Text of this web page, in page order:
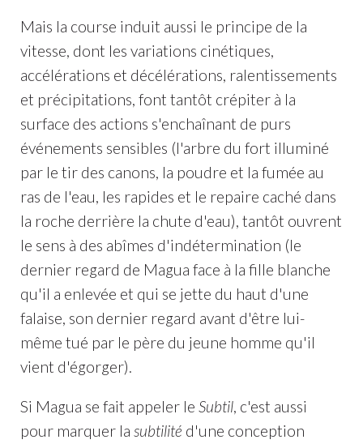
Mais la course induit aussi le principe de la
vitesse, dont les variations cinétiques,
accélérations et décélérations, ralentissements
et précipitations, font tantôt crépiter à la
surface des actions s'enchaînant de purs
événements sensibles (l'arbre du fort illuminé
par le tir des canons, la poudre et la fumée au
ras de l'eau, les rapides et le repaire caché dans
la roche derrière la chute d'eau), tantôt ouvrent
le sens à des abîmes d'indétermination (le
dernier regard de Magua face à la fille blanche
qu'il a enlevée et qui se jette du haut d'une
falaise, son dernier regard avant d'être lui-
même tué par le père du jeune homme qu'il
vient d'égorger).
Si Magua se fait appeler le Subtil, c'est aussi
pour marquer la subtilité d'une conception